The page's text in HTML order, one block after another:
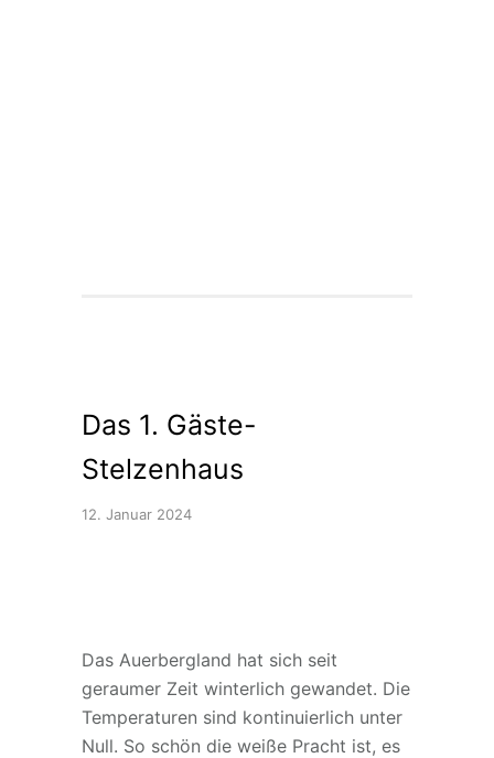
Das 1. Gäste-
Stelzenhaus
12. Januar 2024
Das Auerbergland hat sich seit
geraumer Zeit winterlich gewandet. Die
Temperaturen sind kontinuierlich unter
Null. So schön die weiße Pracht ist, es